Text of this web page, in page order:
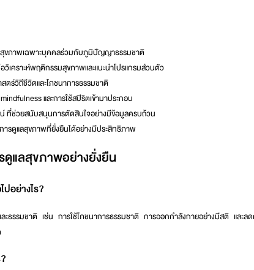
ห์สุขภาพเฉพาะบุคคลร่วมกับภูมิปัญญาธรรมชาติ
วิเคราะห์พฤติกรรมสุขภาพและแนะนำโปรแกรมส่วนตัว
สตร์วิถีชีวิตและโภชนาการธรรมชาติ
และการใช้สปิริตเข้ามาประกอบ
ที่ช่วยสนับสนุนการตัดสินใจอย่างมีข้อมูลครบถ้วน
การดูแลสุขภาพที่ยั่งยืนได้อย่างมีประสิทธิภาพ
ดูแลสุขภาพอย่างยั่งยืน
อย่างไร?
ธรรมชาติ เช่น การใช้โภชนาการธรรมชาติ การออกกำลังกายอย่างมีสติ และลด